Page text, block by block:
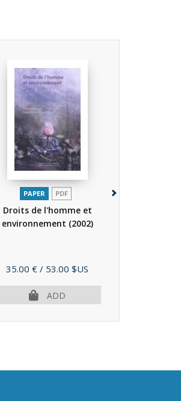
PAPER PDF
Droits de l'homme et
environnement (2002)
Price
35.00 € / 53.00 $US
ADD